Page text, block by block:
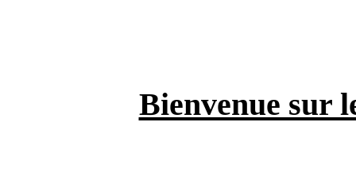
Bienvenue sur